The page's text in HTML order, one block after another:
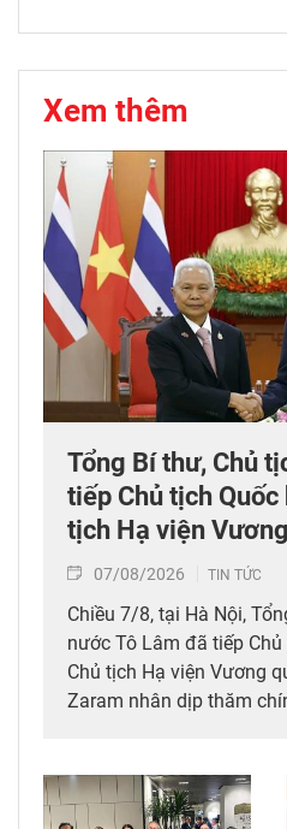
Xem thêm
Tổng Bí thư, Chủ
tiếp Chủ tịch
tịch Hạ viện
07/08/2026 TIN TỨC
Chiều 7/8, tại Hà Nội,
nước Tô Lâm đã tiếp
Chủ tịch Hạ viện Vương
Zaram nhân dịp thăm
(6/8/1976 – 6/8/2026).